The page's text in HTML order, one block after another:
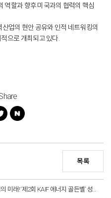
역할과 향후 미국과의 협력의 핵심
업의 현안 공유와 인적 네트워킹의
으로 개최되고 있다.
목록
부산에서 확인한 원자력의 미래! ‘제2회 KAIF 에너지 골든벨’ 성료